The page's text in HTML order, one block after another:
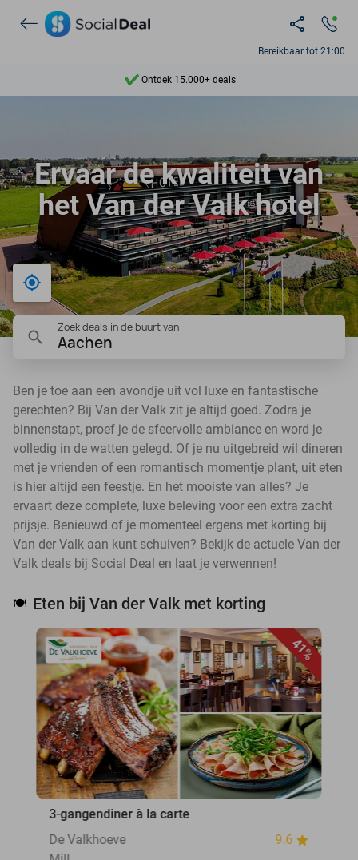
Bereikbaar tot 21:00
Ontdek 15.000+ deals
9,4
Ontdek 15.000+ deals
Ervaar de kwaliteit van
het Van der Valk hotel
Bij mij in de buurt
Zoek deals in de buurt van
Aachen
Ben je toe aan een avondje uit vol luxe en fantastische
gerechten? Bij Van der Valk zit je altijd goed. Zodra je
binnenstapt, proef je de sfeervolle ambiance en word je
volledig in de watten gelegd. Of je nu uitgebreid wil dineren
met je vrienden of een romantisch momentje plant, uit eten
is hier altijd een feestje. En het mooiste van alles? Je
ervaart deze complete, luxe beleving voor een extra zacht
prijsje. Benieuwd of je momenteel ergens met korting bij
Van der Valk aan kunt schuiven? Bekijk de actuele Van der
Valk deals bij Social Deal en laat je verwennen!
🍽️ Eten bij Van der Valk met korting
41%
3-gangendiner à la carte
De Valkhoeve
9.6